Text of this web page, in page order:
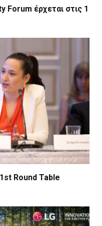
έρχεται στις 1
Round Table